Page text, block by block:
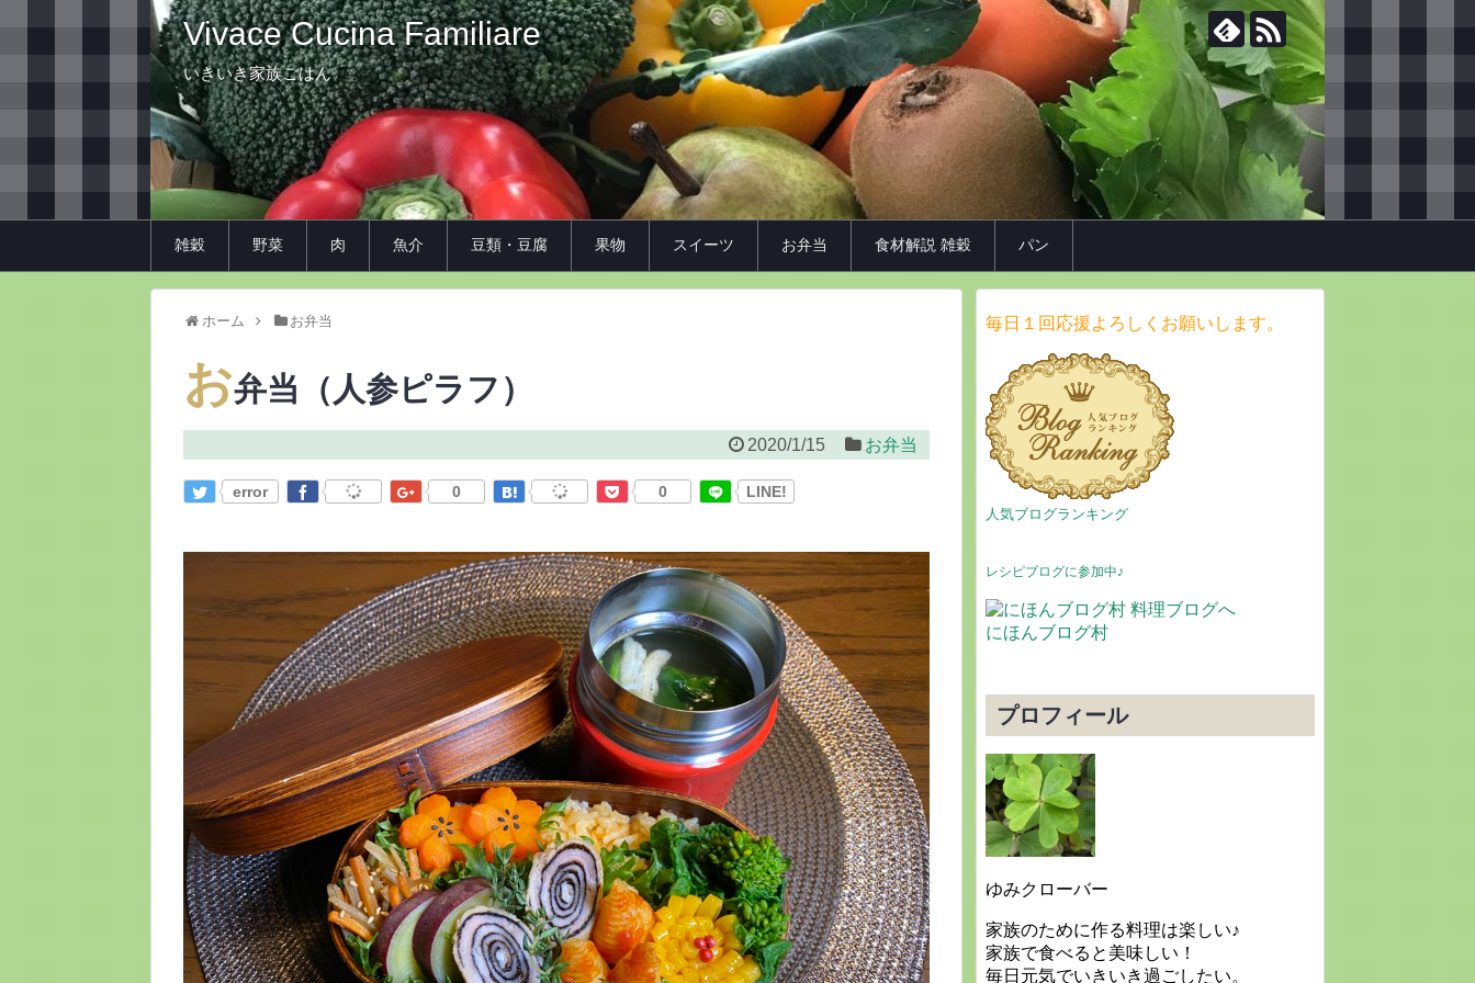
Vivace Cucina Familiare
いきいき家族ごはん
雑穀 野菜 肉 魚介 豆類・豆腐 果物 スイーツ お弁当 食材解説 雑穀 パン
ホーム お弁当
お弁当（人参ピラフ）
2020/1/15 お弁当
error 0 0 LINE!
毎日１回応援よろしくお願いします。
人気ブログランキング
レシピブログに参加中♪
にほんブログ村
プロフィール
ゆみクローバー
家族のために作る料理は楽しい♪
家族で食べると美味しい！
毎日元気でいきいき過ごしたい。